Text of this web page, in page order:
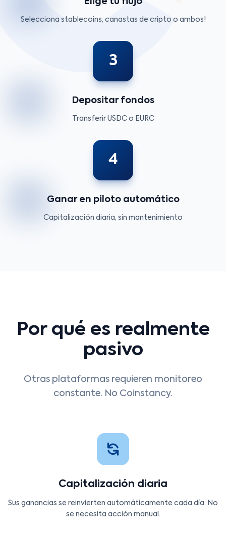
Selecciona stablecoins, canastas de cripto o ambos!
3
Depositar fondos
Transferir USDC o EURC
4
Ganar en piloto automático
Capitalización diaria, sin mantenimiento
Por qué es realmente
pasivo
Otras plataformas requieren monitoreo
constante. No Coinstancy.
Capitalización diaria
Sus ganancias se reinvierten automáticamente cada día. No
se necesita acción manual.